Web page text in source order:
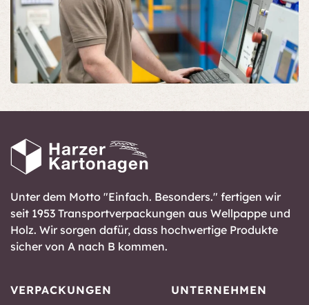
Unter dem Motto "Einfach. Besonders." fertigen wir
seit 1953 Transportverpackungen aus Wellpappe und
Holz. Wir sorgen dafür, dass hochwertige Produkte
sicher von A nach B kommen.
VERPACKUNGEN UNTERNEHMEN